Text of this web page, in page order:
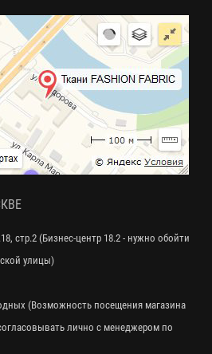
стр.2 (Бизнес-центр 18.2 - нужно обойти
улицы)
(Возможность посещения магазина
лично с менеджером по